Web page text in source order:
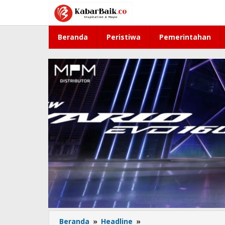
konten
Beranda Peristiwa Pemerintahan
Beranda » Headline »